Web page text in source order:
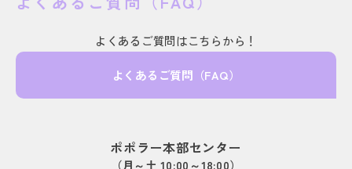
よくあるご質問はこちらから！
よくあるご質問（FAQ）
ポポラー本部センター
（月～土 10:00～18:00）